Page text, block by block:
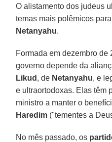
O alistamento dos judeus
temas mais polêmicos
Netanyahu.
Formada em dezembro de
governo depende da
Likud , de Netanyahu, e
e ultraortodoxas. Elas têm
ministro a manter o
Haredim ("tementes a
No mês passado, os